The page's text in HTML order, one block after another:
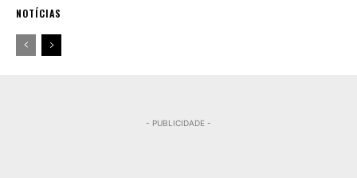
NOTÍCIAS
- PUBLICIDADE -